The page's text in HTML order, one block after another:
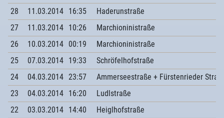
28
11.03.2014 16:35
Haderunstraße
27
11.03.2014 10:26
Marchioninistraße
26
10.03.2014 00:19
Marchioninistraße
25
07.03.2014 19:33
Schröfelhofstraße
24
04.03.2014 23:57
Ammerseestraße + Fürstenrieder
23
04.03.2014 16:20
Ludlstraße
22
03.03.2014 14:40
Heiglhofstraße